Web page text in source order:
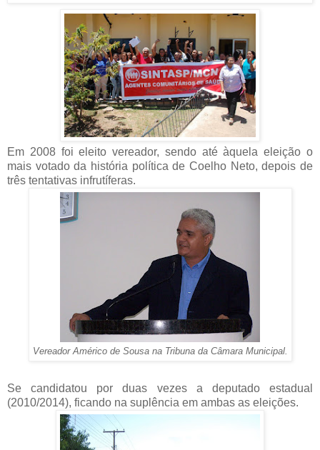
Em 2008 foi eleito vereador, sendo até àquela eleição o
mais votado da história política de Coelho Neto, depois de
três tentativas infrutíferas.
Vereador Américo de Sousa na Tribuna da Câmara Municipal.
Se candidatou por duas vezes a deputado estadual
(2010/2014), ficando na suplência em ambas as eleições.